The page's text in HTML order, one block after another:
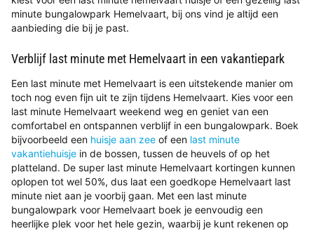
minute bungalowpark Hemelvaart, bij ons vind je altijd een
aanbieding die bij je past.
Verblijf last minute met Hemelvaart in een vakantiepark
Een last minute met Hemelvaart is een uitstekende manier om
toch nog even fijn uit te zijn tijdens Hemelvaart. Kies voor een
last minute Hemelvaart weekend weg en geniet van een
comfortabel en ontspannen verblijf in een bungalowpark. Boek
bijvoorbeeld een huisje aan zee of een last minute
vakantiehuisje in de bossen, tussen de heuvels of op het
platteland. De super last minute Hemelvaart kortingen kunnen
oplopen tot wel 50%, dus laat een goedkope Hemelvaart last
minute niet aan je voorbij gaan. Met een last minute
bungalowpark voor Hemelvaart boek je eenvoudig een
heerlijke plek voor het hele gezin, waarbij je kunt rekenen op